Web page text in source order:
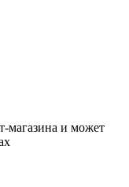
магазина и может